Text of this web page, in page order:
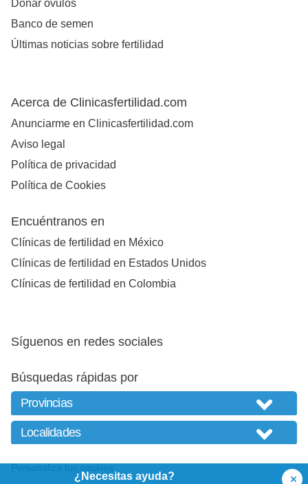
¿Necesitas ayuda?
Donar óvulos
Banco de semen
Últimas noticias sobre fertilidad
Acerca de Clinicasfertilidad.com
Anunciarme en Clinicasfertilidad.com
Aviso legal
Política de privacidad
Política de Cookies
Encuéntranos en
Clínicas de fertilidad en México
Clínicas de fertilidad en Estados Unidos
Clínicas de fertilidad en Colombia
Síguenos en redes sociales
Búsquedas rápidas por